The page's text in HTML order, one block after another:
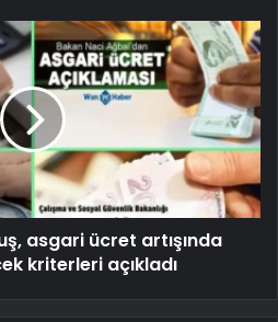
asgari ücret artışında
kriterleri açıkladı